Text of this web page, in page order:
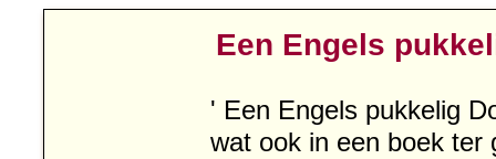
Een Engels
' Een Engels pukkelig
wat ook in een boek ter